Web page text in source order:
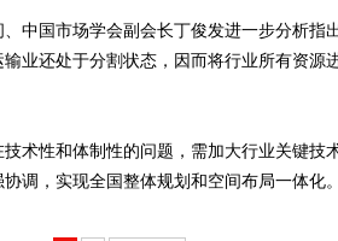
国市场学会副会长丁俊发进一步分析指
业还处于分割状态，因而将行业所有资源
性和体制性的问题，需加大行业关键技
调，实现全国整体规划和空间布局一体化。